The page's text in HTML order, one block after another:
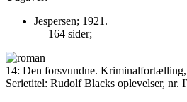
Jespersen; 1921.
164 sider;
14: Den forsvundne.
Serietitel: Rudolf Blacks oplevelser, nr.